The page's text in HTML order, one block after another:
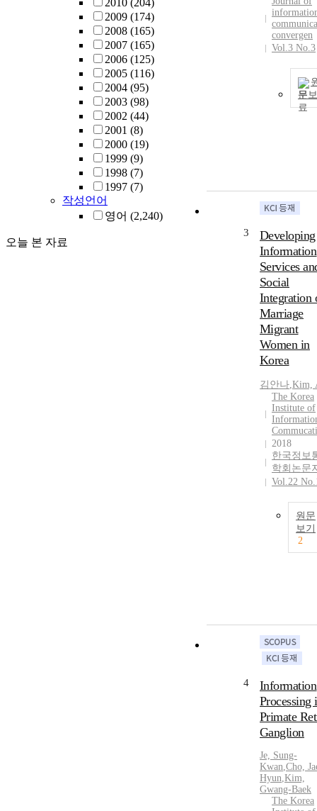
2010 (204)
2009 (174)
2008 (165)
2007 (165)
2006 (125)
2005 (116)
2004 (95)
2003 (98)
2002 (44)
2001 (8)
2000 (19)
1999 (9)
1998 (7)
1997 (7)
작성언어
영어 (2,240)
오늘 본 자료
convergen
Vol.3 No.3
문
3
Developing
Information
Services
Social
Integration
Marriage
Migrant
Women in
Korea
김안나,Kim,
The Korea
Institute of
2018
한국정보
학회논문
Vol.22
원문
보기
2
4
Information
Processing
Primate
Ganglion
Je, Sung-
Kwan,Cho,
Hyun,Kim,
Gwang-Baek
The Korea